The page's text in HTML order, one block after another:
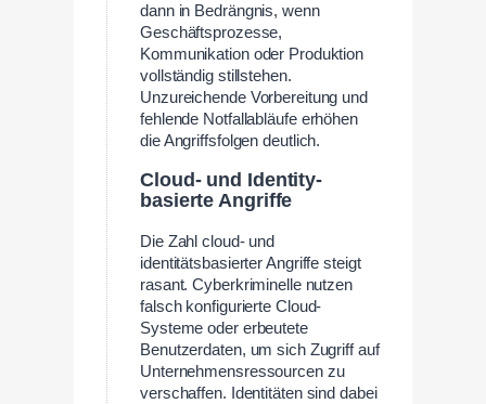
dann in Bedrängnis, wenn
Geschäftsprozesse,
Kommunikation oder Produktion
vollständig stillstehen.
Unzureichende Vorbereitung und
fehlende Notfallabläufe erhöhen
die Angriffsfolgen deutlich.
Cloud- und Identity-
basierte Angriffe
Die Zahl cloud- und
identitätsbasierter Angriffe steigt
rasant. Cyberkriminelle nutzen
falsch konfigurierte Cloud-
Systeme oder erbeutete
Benutzerdaten, um sich Zugriff auf
Unternehmensressourcen zu
verschaffen. Identitäten sind dabei